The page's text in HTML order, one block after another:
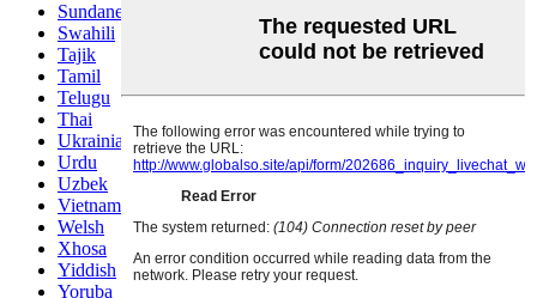
Sundanese
Swahili
Tajik
Tamil
Telugu
Thai
Ukrainian
Urdu
Uzbek
Vietnamese
Welsh
Xhosa
Yiddish
Yoruba